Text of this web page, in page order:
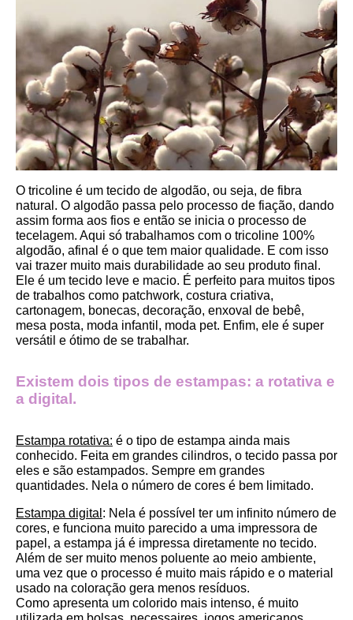
O tricoline é um tecido de algodão, ou seja, de fibra
natural. O algodão passa pelo processo de fiação, dando
assim forma aos fios e então se inicia o processo de
tecelagem. Aqui só trabalhamos com o tricoline 100%
algodão, afinal é o que tem maior qualidade. E com isso
vai trazer muito mais durabilidade ao seu produto final.
Ele é um tecido leve e macio. É perfeito para muitos tipos
de trabalhos como patchwork, costura criativa,
cartonagem, bonecas, decoração, enxoval de bebê,
mesa posta, moda infantil, moda pet. Enfim, ele é super
versátil e ótimo de se trabalhar.
Existem dois tipos de estampas: a rotativa e
a digital.
Estampa rotativa: é o tipo de estampa ainda mais
conhecido. Feita em grandes cilindros, o tecido passa por
eles e são estampados. Sempre em grandes
quantidades. Nela o número de cores é bem limitado.
Estampa digital : Nela é possível ter um infinito número de
cores, e funciona muito parecido a uma impressora de
papel, a estampa já é impressa diretamente no tecido.
Além de ser muito menos poluente ao meio ambiente,
uma vez que o processo é muito mais rápido e o material
usado na coloração gera menos resíduos.
Como apresenta um colorido mais intenso, é muito